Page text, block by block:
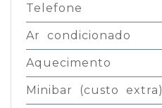
Telefone
Ar condicionado
Aquecimento
Minibar (custo extra)